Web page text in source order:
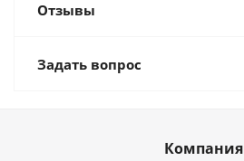
Отзывы
Задать вопрос
Компания